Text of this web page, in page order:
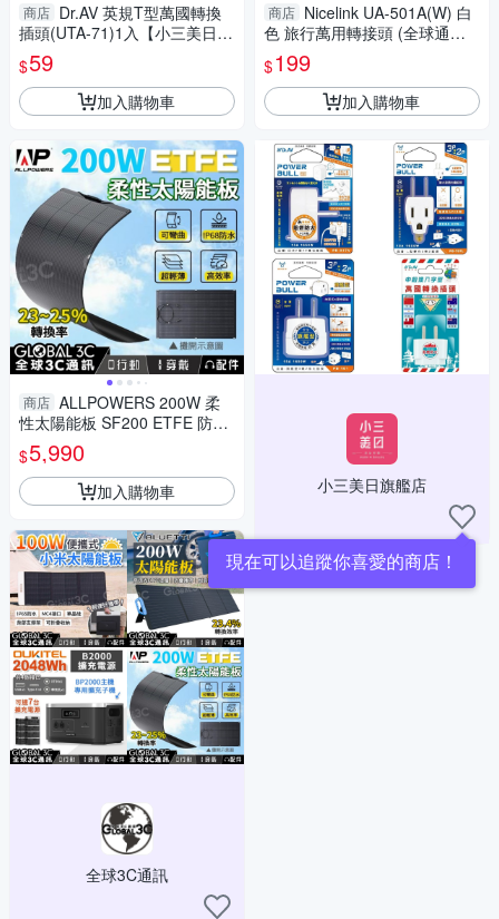
商店 Dr.AV 英規T型萬國轉換
插頭(UTA-71)1入【小三美日】
DS016391
$59
加入購物車
商店 ALLPOWERS 200W 柔
性太陽能板 SF200 ETFE 防水
可彎曲 單晶矽 25%轉換率 MC
4接口
$5,990
加入購物車
全球3C通訊
商店 Nicelink UA-501A(W) 白
色 旅行萬用轉接頭 (全球通用
組合包)
$199
加入購物車
小三美日旗艦店
現在可以追蹤你喜愛的商店！